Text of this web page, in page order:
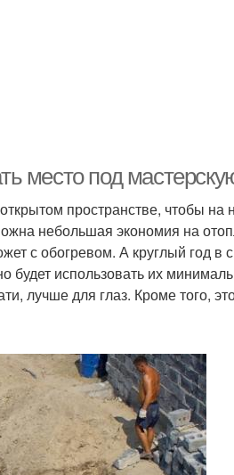
место под
пространстве, чтобы на
небольшая экономия на
с обогревом. А круглый год в
использовать их
лучше для глаз. Кроме того,